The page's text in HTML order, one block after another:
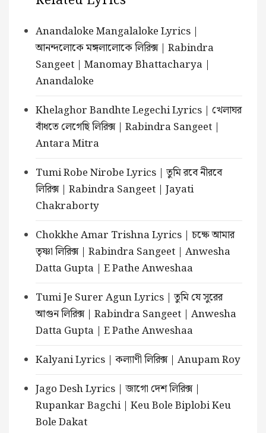
Anandaloke Mangalaloke Lyrics |
আনন্দলোকে মঙ্গলালোকে লিরিক্স | Rabindra
Sangeet | Manomay Bhattacharya |
Anandaloke
Khelaghor Bandhte Legechi Lyrics | খেলাঘর
বাঁধতে লেগেছি লিরিক্স | Rabindra Sangeet |
Antara Mitra
Tumi Robe Nirobe Lyrics | তুমি রবে নীরবে
লিরিক্স | Rabindra Sangeet | Jayati
Chakraborty
Chokkhe Amar Trishna Lyrics | চক্ষে আমার
তৃষ্ণা লিরিক্স | Rabindra Sangeet | Anwesha
Datta Gupta | E Pathe Anweshaa
Tumi Je Surer Agun Lyrics | তুমি যে সুরের
আগুন লিরিক্স | Rabindra Sangeet | Anwesha
Datta Gupta | E Pathe Anweshaa
Kalyani Lyrics | কল্যাণী লিরিক্স | Anupam Roy
Jago Desh Lyrics | জাগো দেশ লিরিক্স |
Rupankar Bagchi | Keu Bole Biplobi Keu
Bole Dakat